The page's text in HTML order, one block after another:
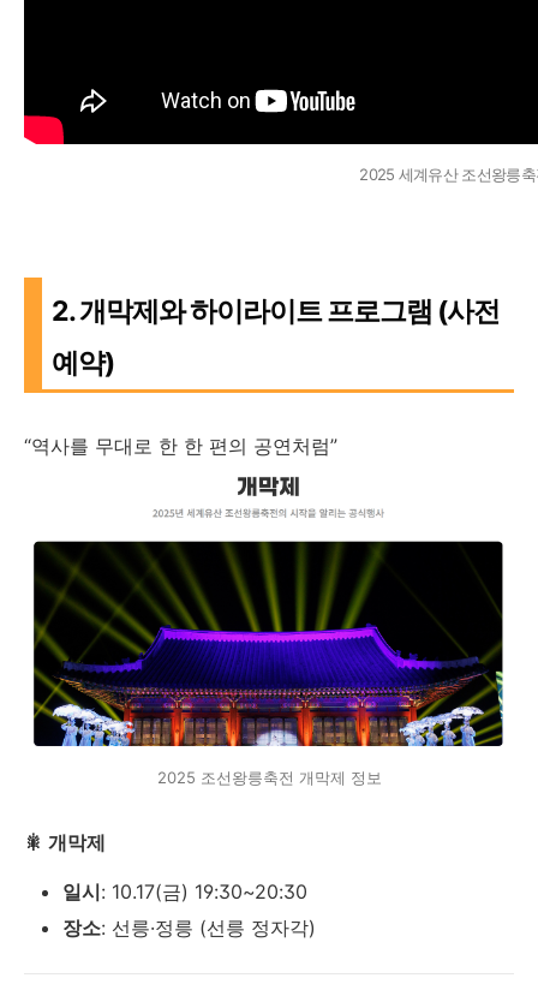
2025 세계유산 조선왕릉
2. 개막제와 하이라이트 프로그램 (사전
예약)
“역사를 무대로 한 한 편의 공연처럼”
2025 조선왕릉축전 개막제 정보
🎇 개막제
일시: 10.17(금) 19:30~20:30
장소: 선릉·정릉 (선릉 정자각)